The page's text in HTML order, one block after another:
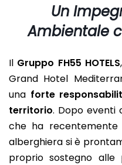
Un
Ambientale
Il Gruppo FH55 HOTELS
Grand Hotel
una forte
territorio. Dopo eventi
che ha
alberghiera si è
proprio sostegno alle